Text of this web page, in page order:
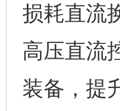
损耗直流
高压直流
装备，提